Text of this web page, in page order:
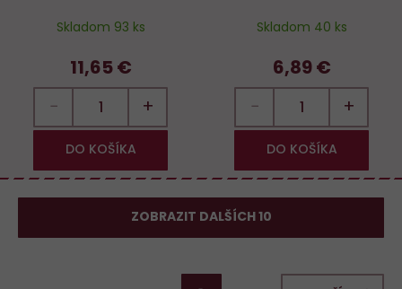
Skladom 93 ks
11,65 €
− +
DO KOŠÍKA
Skladom 40 ks
6,89 €
− +
DO KOŠÍKA
ZOBRAZIT DALŠÍCH 10